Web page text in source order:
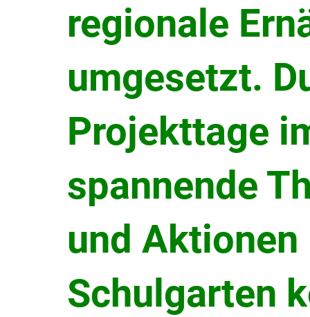
regionale
umgesetzt.
Projekttage
spannende
und Aktionen
Schulgarten